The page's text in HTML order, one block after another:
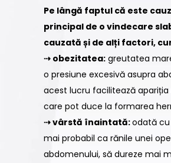
Pe lângă faptul că este
principal de o vindecare
cauzată și de alți factori,
⇢ obezitatea: greutatea
o presiune excesivă asupra
acest lucru facilitează
care pot duce la formarea
⇢ vârstă înaintată:odată
mai probabil ca rănile unei
abdomenului, să dureze mai